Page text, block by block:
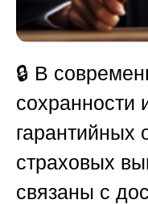
🔒 В
сохранности
гарантийных
страховых
связаны с